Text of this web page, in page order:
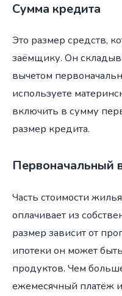
Сумма кредита
Это размер средств,
заёмщику. Он
вычетом
используете
включить в сумму
размер кредита.
Первоначальный
Часть стоимости
оплачивает из
размер зависит от
ипотеки он может
продуктов. Чем
ежемесячный платёж